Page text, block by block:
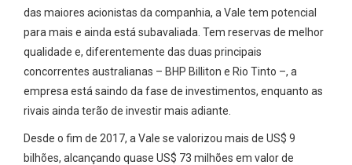
das maiores acionistas da companhia, a Vale tem potencial
para mais e ainda está subavaliada. Tem reservas de melhor
qualidade e, diferentemente das duas principais
concorrentes australianas – BHP Billiton e Rio Tinto –, a
empresa está saindo da fase de investimentos, enquanto as
rivais ainda terão de investir mais adiante.
Desde o fim de 2017, a Vale se valorizou mais de US$ 9
bilhões, alcançando quase US$ 73 milhões em valor de